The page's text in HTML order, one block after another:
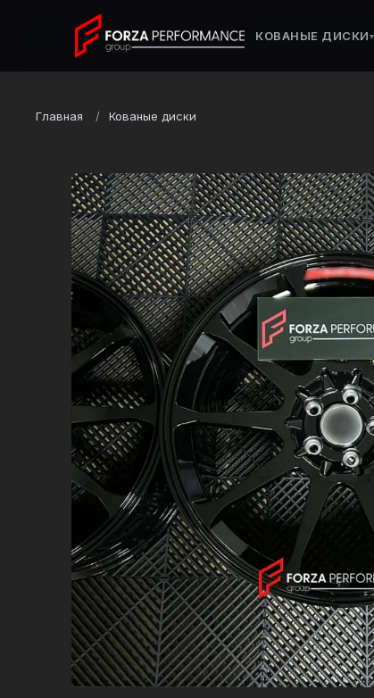
КОВАНЫЕ ДИСКИ▾
Главная Кованые диски
Марка
Audi